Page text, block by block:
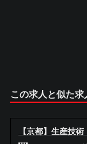
この求人と似た求
【京都】生産技